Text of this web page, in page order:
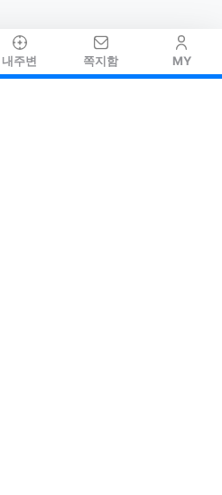
내주변 쪽지함 MY